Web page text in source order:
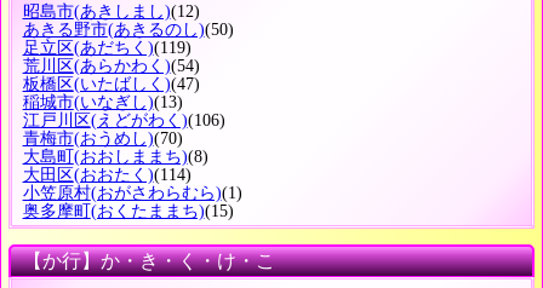
昭島市(あきしまし)(12)
あきる野市(あきるのし)(50)
足立区(あだちく)(119)
荒川区(あらかわく)(54)
板橋区(いたばしく)(47)
稲城市(いなぎし)(13)
江戸川区(えどがわく)(106)
青梅市(おうめし)(70)
大島町 (おおしままち)(8)
大田区(おおたく)(114)
小笠原村(おがさわらむら)(1)
奥多摩町 (おくたままち)(15)
【か行】か・き・く・け・こ